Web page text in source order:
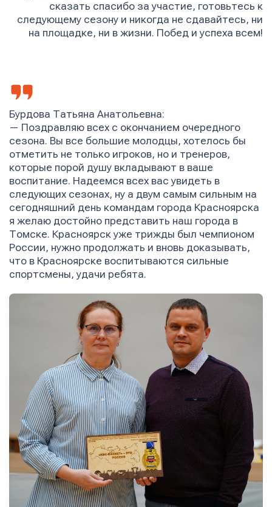
сказать спасибо за участие, готовьтесь к
следующему сезону и никогда не сдавайтесь, ни
на площадке, ни в жизни. Побед и успеха всем!
Бурдова Татьяна Анатольевна:
— Поздравляю всех с окончанием очередного
сезона. Вы все большие молодцы, хотелось бы
отметить не только игроков, но и тренеров,
которые порой душу вкладывают в ваше
воспитание. Надеемся всех вас увидеть в
следующих сезонах, ну а двум самым сильным на
сегодняшний день командам города Красноярска
я желаю достойно представить наш города в
Томске. Красноярск уже трижды был чемпионом
России, нужно продолжать и вновь доказывать,
что в Красноярске воспитываются сильные
спортсмены, удачи ребята.